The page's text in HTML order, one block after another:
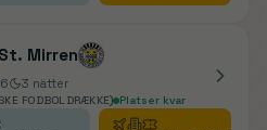
St. Mirren
3 nätter
FODBOLDRÆKKE) Platser kvar